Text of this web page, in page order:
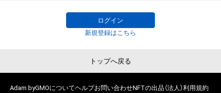
ログイン
新規登録はこちら
トップへ戻る
Adam byGMOについてヘルプお問い合わせNFTの出品（法人）利用規約